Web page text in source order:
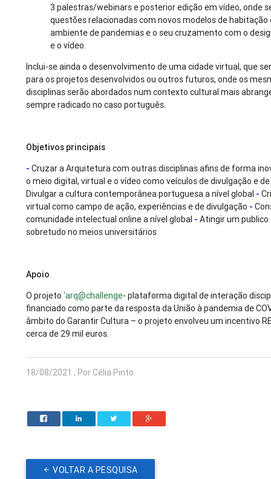
3 palestras/webinars e posterior edição em vídeo, onde
questões relacionadas com novos modelos de habitação
ambiente de pandemias e o seu cruzamento com o
e o vídeo.
Inclui-se ainda o desenvolvimento de uma cidade virtual, que
para os projetos desenvolvidos ou outros futuros, onde os
disciplinas serão abordados num contexto cultural mais
sempre radicado no caso português.
Objetivos principais
-Cruzar a Arquitetura com outras disciplinas afins de forma
o meio digital, virtual e o vídeo como veículos de divulgação e
Divulgar a cultura contemporânea portuguesa a nível global -
virtual como campo de ação, experiências e de divulgação -
comunidade intelectual online a nível global -Atingir um publico
sobretudo no meios universitários
Apoio
O projeto‘arq@challenge- plataforma digital de interação
financiado como parte da resposta da União à pandemia de
âmbito do Garantir Cultura – o projeto envolveu um incentivo
cerca de 29 mil euros.
18/08/2021 , Por Célia Pinto
VOLTAR A PESQUISA